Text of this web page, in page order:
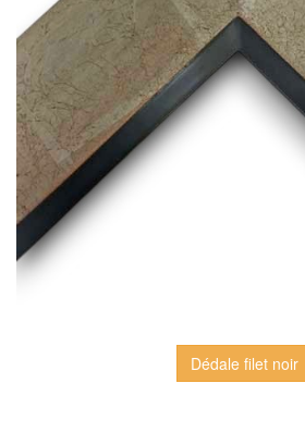
Dédale filet noir